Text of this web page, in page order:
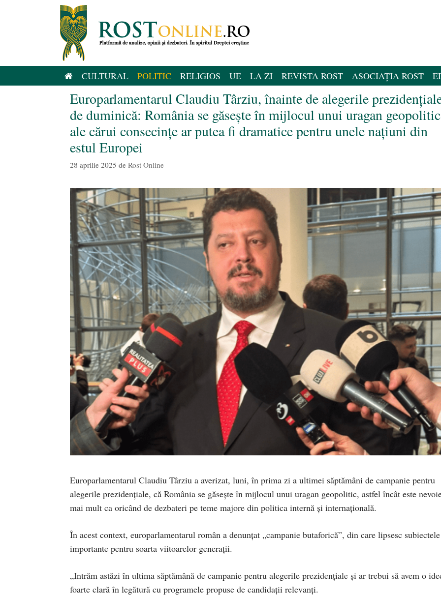
CULTURAL POLITIC RELIGIOS UE LA ZI REVISTA ROST ASOCIAȚIA ROST
Europarlamentarul Claudiu Târziu, înainte de alegerile
de duminică: România se găsește în mijlocul unui uragan geopolitic
ale cărui consecințe ar putea fi dramatice pentru unele națiuni din
estul Europei
28 aprilie 2025 de Rost Online
Europarlamentarul Claudiu Târziu a averizat, luni, în prima zi a ultimei săptămâni de campanie pentru
alegerile prezidențiale, că România se găsește în mijlocul unui uragan geopolitic, astfel încât este
mai mult ca oricând de dezbateri pe teme majore din politica internă și internațională.
În acest context, europarlamentarul român a denunțat „campanie butaforică”, din care lipsesc subiectele
importante pentru soarta viitoarelor generații.
„Intrăm astăzi în ultima săptămână de campanie pentru alegerile prezidențiale și ar trebui să avem o
foarte clară în legătură cu programele propuse de candidații relevanți.